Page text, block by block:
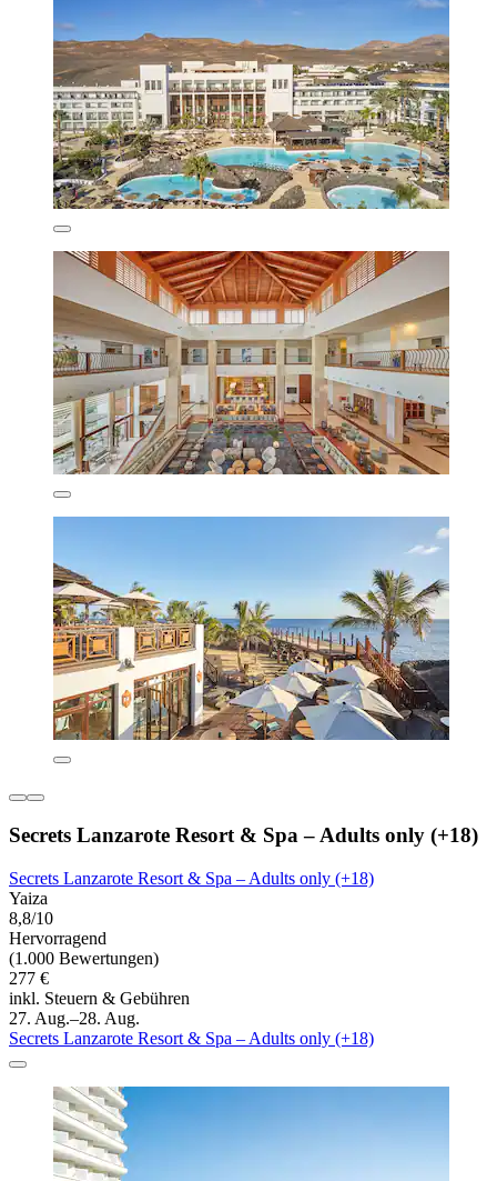
Secrets Lanzarote Resort & Spa – Adults only (+18)
Secrets Lanzarote Resort & Spa – Adults only (+18)
Yaiza
8,8/10
Hervorragend
(1.000 Bewertungen)
277 €
inkl. Steuern & Gebühren
27. Aug.–28. Aug.
Secrets Lanzarote Resort & Spa – Adults only (+18)